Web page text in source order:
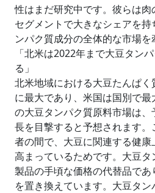
性はまだ研究中です。彼らは
セグメントで大きなシェアを
ンパク質成分の全体的な市場を
「北米は2022年まで大豆タン
る」
北米地域における大豆たんぱ
に最大であり、米国は国別で
の大豆タンパク質原料市場は
長を目撃すると予想されます
者の間で、大豆に関連する健
高まっているためです。大豆
製品の手頃な価格の代替品で
を置き換えています。大豆タ